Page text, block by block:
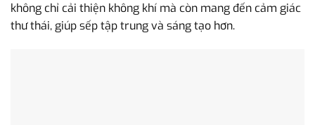
không chỉ cải thiện không khí mà còn mang đến cảm giác
thư thái, giúp sếp tập trung và sáng tạo hơn.